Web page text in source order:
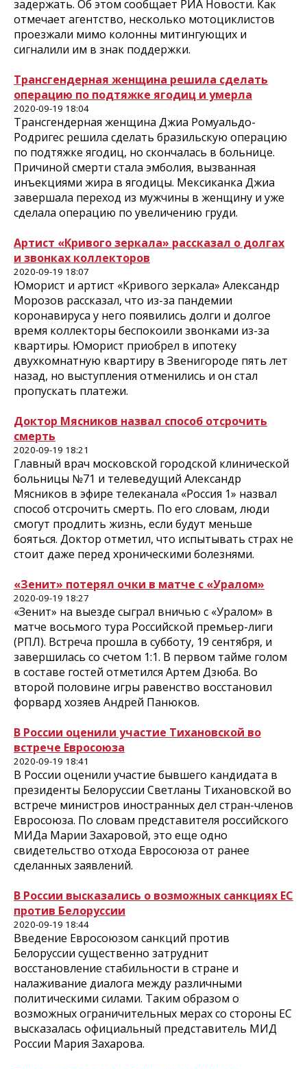
задержать. Об этом сообщает РИА Новости. Как
отмечает агентство, несколько мотоциклистов
проезжали мимо колонны митингующих и
сигналили им в знак поддержки.
Трансгендерная женщина решила сделать
операцию по подтяжке ягодиц и умерла
2020-09-19 18:04
Трансгендерная женщина Джиа Ромуальдо-
Родригес решила сделать бразильскую операцию
по подтяжке ягодиц, но скончалась в больнице.
Причиной смерти стала эмболия, вызванная
инъекциями жира в ягодицы. Мексиканка Джиа
завершала переход из мужчины в женщину и уже
сделала операцию по увеличению груди.
Артист «Кривого зеркала» рассказал о долгах
и звонках коллекторов
2020-09-19 18:07
Юморист и артист «Кривого зеркала» Александр
Морозов рассказал, что из-за пандемии
коронавируса у него появились долги и долгое
время коллекторы беспокоили звонками из-за
квартиры. Юморист приобрел в ипотеку
двухкомнатную квартиру в Звенигороде пять лет
назад, но выступления отменились и он стал
пропускать платежи.
Доктор Мясников назвал способ отсрочить
смерть
2020-09-19 18:21
Главный врач московской городской клинической
больницы №71 и телеведущий Александр
Мясников в эфире телеканала «Россия 1» назвал
способ отсрочить смерть. По его словам, люди
смогут продлить жизнь, если будут меньше
бояться. Доктор отметил, что испытывать страх не
стоит даже перед хроническими болезнями.
«Зенит» потерял очки в матче с «Уралом»
2020-09-19 18:27
«Зенит» на выезде сыграл вничью с «Уралом» в
матче восьмого тура Российской премьер-лиги
(РПЛ). Встреча прошла в субботу, 19 сентября, и
завершилась со счетом 1:1. В первом тайме голом
в составе гостей отметился Артем Дзюба. Во
второй половине игры равенство восстановил
форвард хозяев Андрей Панюков.
В России оценили участие Тихановской во
встрече Евросоюза
2020-09-19 18:41
В России оценили участие бывшего кандидата в
президенты Белоруссии Светланы Тихановской во
встрече министров иностранных дел стран-членов
Евросоюза. По словам представителя российского
МИДа Марии Захаровой, это еще одно
свидетельство отхода Евросоюза от ранее
сделанных заявлений.
В России высказались о возможных санкциях ЕС
против Белоруссии
2020-09-19 18:44
Введение Евросоюзом санкций против
Белоруссии существенно затруднит
восстановление стабильности в стране и
налаживание диалога между различными
политическими силами. Таким образом о
возможных ограничительных мерах со стороны ЕС
высказалась официальный представитель МИД
России Мария Захарова.